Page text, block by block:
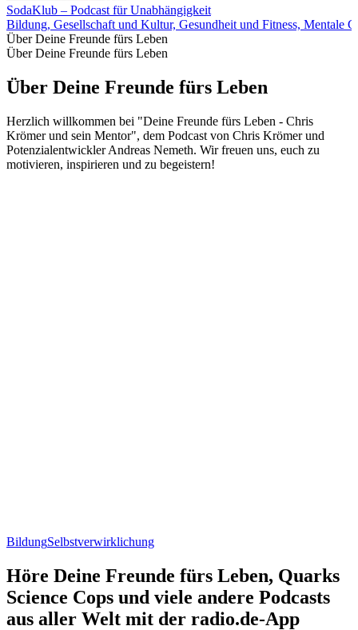
SodaKlub – Podcast für Unabhängigkeit
Bildung, Gesellschaft und Kultur, Gesundheit und Fitness, Mentale
Über Deine Freunde fürs Leben
Über Deine Freunde fürs Leben
Über Deine Freunde fürs Leben
Herzlich willkommen bei "Deine Freunde fürs Leben - Chris
Krömer und sein Mentor", dem Podcast von Chris Krömer und
Potenzialentwickler Andreas Nemeth. Wir freuen uns, euch zu
motivieren, inspirieren und zu begeistern!
BildungSelbstverwirklichung
Höre Deine Freunde fürs Leben, Quarks
Science Cops und viele andere Podcasts
aus aller Welt mit der radio.de-App